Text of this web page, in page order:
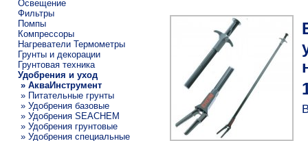
Освещение
Фильтры
Помпы
Компрессоры
Нагреватели Термометры
Грунты и декорации
Грунтовая техника
Удобрения и уход
» АкваИнструмент
» Питательные грунты
» Удобрения базовые
» Удобрения SEACHEM
» Удобрения грунтовые
» Удобрения специальные